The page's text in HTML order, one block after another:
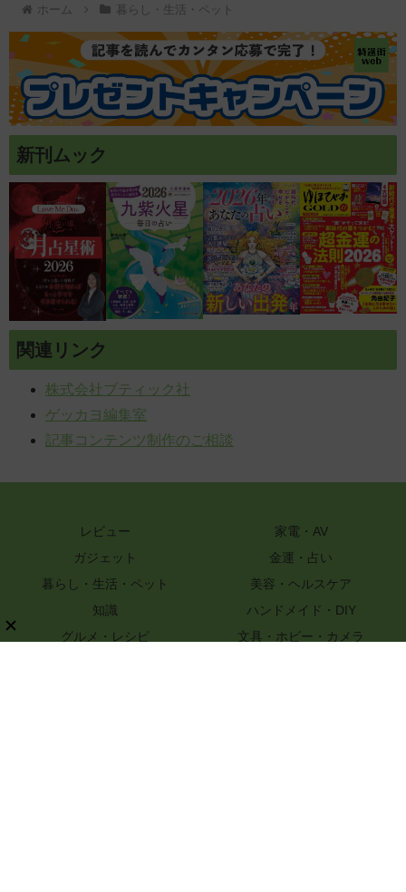
ホーム 暮らし・生活・ペット
新刊ムック
関連リンク
株式会社ブティック社
ゲッカヨ編集室
記事コンテンツ制作のご相談
レビュー
家電・AV
ガジェット
金運・占い
暮らし・生活・ペット
美容・ヘルスケア
知識
ハンドメイド・DIY
グルメ・レシピ
文具・ホビー・カメラ